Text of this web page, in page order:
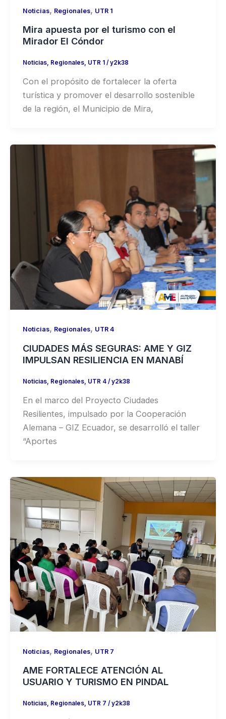
Noticias, Regionales, UTR 1
Mira apuesta por el turismo con el
Mirador El Cóndor
Noticias, Regionales, UTR 1 / y2k38
Con el propósito de fortalecer la oferta
turística y promover el desarrollo sostenible
de la región, el Municipio de Mira,
Noticias, Regionales, UTR 4
CIUDADES MÁS SEGURAS: AME Y GIZ
IMPULSAN RESILIENCIA EN MANABÍ
Noticias, Regionales, UTR 4/ y2k38
En el marco del Proyecto Ciudades
Resilientes, impulsado por la Cooperación
Alemana – GIZ Ecuador, se desarrolló el taller
“Aportes
Noticias, Regionales, UTR 7
AME FORTALECE ATENCIÓN AL
USUARIO Y TURISMO EN PINDAL
Noticias, Regionales, UTR 7 / y2k38